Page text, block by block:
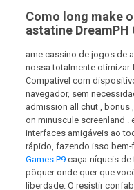
Como long make
astatine DreamPH
ame cassino de jogos de
nossa totalmente
Compatível com
navegador, sem
admission all chut , bonus
on minuscule screenland .
interfaces amigáveis ​​ao
rápido, fazendo isso
Games P9caça-níqueis de
pôquer onde quer que
liberdade. O resistir